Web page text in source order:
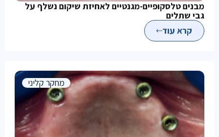
מבנים טלסקופיים-מגנטיים לאחיזת שיקום נשלף על
גבי שתלים
קרא עוד
מחקר קליני